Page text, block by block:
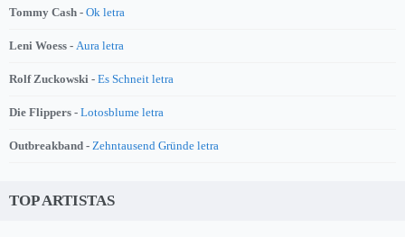
Tommy Cash - Ok letra
Leni Woess - Aura letra
Rolf Zuckowski - Es Schneit letra
Die Flippers - Lotosblume letra
Outbreakband - Zehntausend Gründe letra
TOP ARTISTAS